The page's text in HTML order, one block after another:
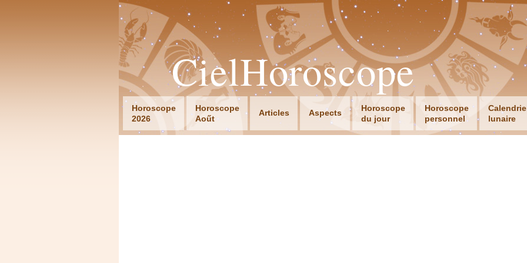
CielHoroscope
Horoscope
2026
Horoscope
Aoűt
Articles Aspects
Horoscope
du jour
Horoscope
personnel
lunaire